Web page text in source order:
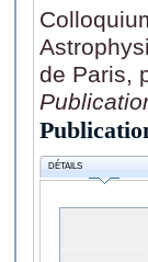
de Paris,
DÉTAILS